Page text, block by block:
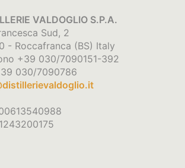
VALDOGLIO S.P.A.
Sud, 2
- Roccafranca (BS) Italy
+39 030/7090151-392
030/7090786